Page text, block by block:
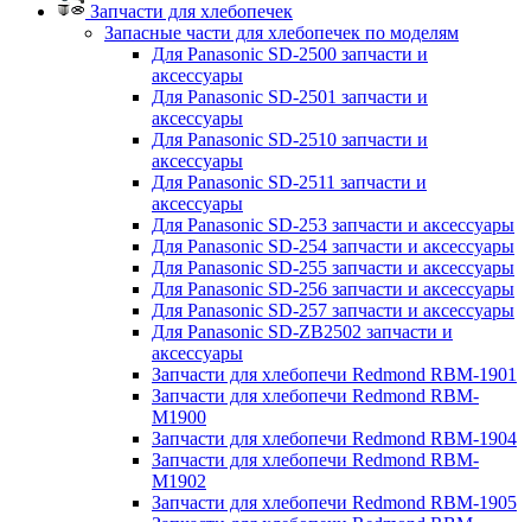
Запчасти для хлебопечек
Запасные части для хлебопечек по моделям
Для Panasonic SD-2500 запчасти и
аксессуары
Для Panasonic SD-2501 запчасти и
аксессуары
Для Panasonic SD-2510 запчасти и
аксессуары
Для Panasonic SD-2511 запчасти и
аксессуары
Для Panasonic SD-253 запчасти и аксессуары
Для Panasonic SD-254 запчасти и аксессуары
Для Panasonic SD-255 запчасти и аксессуары
Для Panasonic SD-256 запчасти и аксессуары
Для Panasonic SD-257 запчасти и аксессуары
Для Panasonic SD-ZB2502 запчасти и
аксессуары
Запчасти для хлебопечи Redmond RBM-1901
Запчасти для хлебопечи Redmond RBM-
M1900
Запчасти для хлебопечи Redmond RBM-1904
Запчасти для хлебопечи Redmond RBM-
M1902
Запчасти для хлебопечи Redmond RBM-1905